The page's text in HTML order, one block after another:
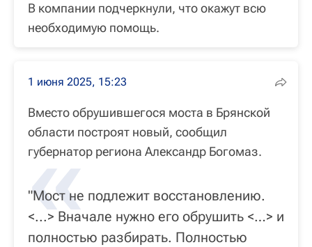
В компании подчеркнули, что окажут всю
необходимую помощь.
1 июня 2025, 15:23
Вместо обрушившегося моста в Брянской
области построят новый, сообщил
губернатор региона Александр Богомаз.
«
"Мост не подлежит восстановлению.
<...> Вначале нужно его обрушить <…> и
полностью разбирать. Полностью